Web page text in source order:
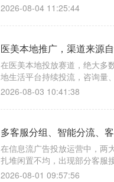
2026-08-04 11:25:44
医美本地推广，渠道来源
在医美本地投放赛道，绝大多
地生活平台持续投流，咨询量
不清。最常见的问题就是跨渠
2026-08-03 10:41:38
多客服分组、智能分流、
在信息流广告投放运营中，两
扎堆闲置不均，出现部分客服
索漏接；二是客户来源无溯源
2026-08-01 09:57:56